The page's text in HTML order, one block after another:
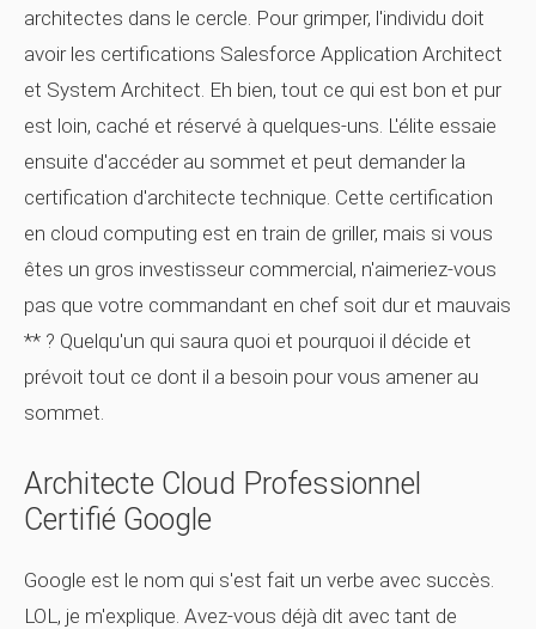
architectes dans le cercle. Pour grimper, l'individu doit
avoir les certifications Salesforce Application Architect
et System Architect. Eh bien, tout ce qui est bon et pur
est loin, caché et réservé à quelques-uns. L'élite essaie
ensuite d'accéder au sommet et peut demander la
certification d'architecte technique. Cette certification
en cloud computing est en train de griller, mais si vous
êtes un gros investisseur commercial, n'aimeriez-vous
pas que votre commandant en chef soit dur et mauvais
** ? Quelqu'un qui saura quoi et pourquoi il décide et
prévoit tout ce dont il a besoin pour vous amener au
sommet.
Architecte Cloud Professionnel
Certifié Google
Google est le nom qui s'est fait un verbe avec succès.
LOL, je m'explique. Avez-vous déjà dit avec tant de